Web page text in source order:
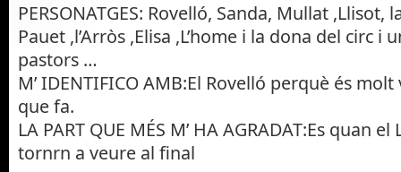
PERSONATGES: Rovelló, Sanda, Mullat ,Llisot,
Pauet ,l’Arròs ,Elisa ,L’home i la dona del circ i
pastors …
M’ IDENTIFICO AMB:El Rovelló perquè és
que fa.
LA PART QUE MÉS M’ HA AGRADAT:Es quan
tornrn a veure al final